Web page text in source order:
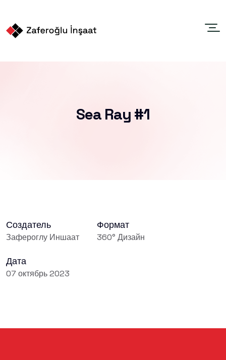
Sea Ray #1
Создатель
Зафероглу Иншаат
Формат
360° Дизайн
Дата
07 октябрь 2023